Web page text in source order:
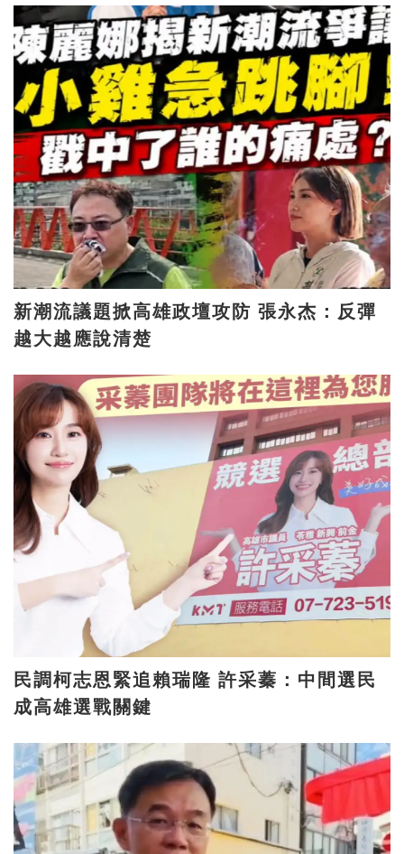
新潮流議題掀高雄政壇攻防 張永杰：反彈
越大越應說清楚
民調柯志恩緊追賴瑞隆 許采蓁：中間選民
成高雄選戰關鍵